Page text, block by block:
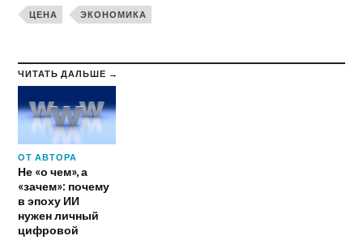
ЦЕНА ЭКОНОМИКА
ЧИТАТЬ ДАЛЬШЕ →
ОТ АВТОРА
Не «о чем», а
«зачем»: почему
в эпоху ИИ
нужен личный
цифровой